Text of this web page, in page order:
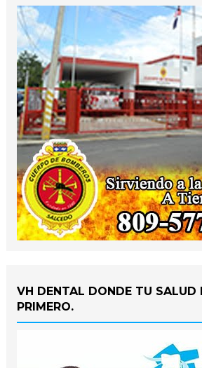
VH DENTAL DONDE TU SALUD
PRIMERO.